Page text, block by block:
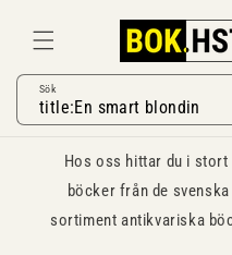
innehåll
Sök
Hos oss hittar du i
böcker från de
sortiment antikvariska